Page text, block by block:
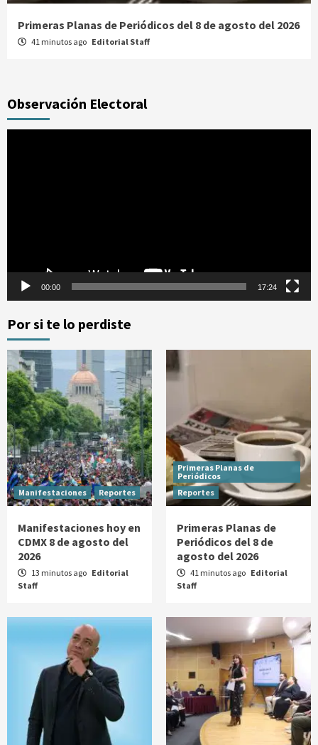
Primeras Planas de Periódicos del 8 de agosto del 2026
41 minutos ago Editorial Staff
Observación Electoral
00:00 17:24
Por si te lo perdiste
Manifestaciones Reportes
Manifestaciones hoy en
CDMX 8 de agosto del
2026
13 minutos ago Editorial
Staff
Primeras Planas de
Periódicos
Reportes
Primeras Planas de
Periódicos del 8 de
agosto del 2026
41 minutos ago Editorial
Staff